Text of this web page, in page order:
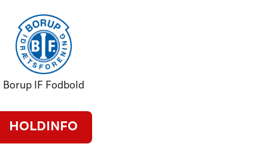
Borup IF Fodbold
HOLDINFO